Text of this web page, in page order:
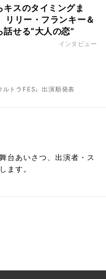
キスのタイミングま
リー・フランキー＆
せる“大人の恋”
インタビュー
トラFES』出演順発表
台あいさつ、出演者・ス
ます。